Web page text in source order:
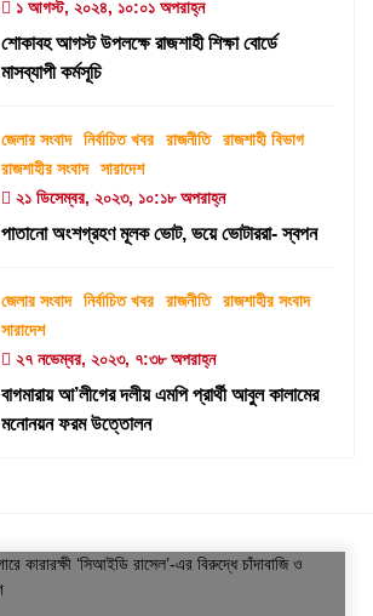
১ আগস্ট, ২০২৪, ১০:০১ অপরাহ্ন
শোকাবহ আগস্ট উপলক্ষে রাজশাহী শিক্ষা বোর্ডে
মাসব্যাপী কর্মসূচি
জেলার সংবাদ নির্বাচিত খবর রাজনীতি
রাজশাহী বিভাগ
রাজশাহীর সংবাদ
সারাদেশ
২১ ডিসেম্বর, ২০২৩, ১০:১৮ অপরাহ্ন
পাতানো অংশগ্রহণ মূলক ভোট, ভয়ে ভোটাররা- স্বপন
জেলার সংবাদ নির্বাচিত খবর রাজনীতি
রাজশাহীর সংবাদ
সারাদেশ
২৭ নভেম্বর, ২০২৩, ৭:৩৮ অপরাহ্ন
বাগমারায় আ’লীগের দলীয় এমপি প্রার্থী আবুল কালামের
মনোনয়ন ফরম উত্তোলন